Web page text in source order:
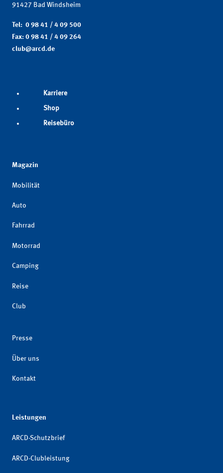
91427 Bad Windsheim
Tel: 0 98 41 / 4 09 500
Fax: 0 98 41 / 4 09 264
club@arcd.de
Karriere
Shop
Reisebüro
Magazin
Mobilität
Auto
Fahrrad
Motorrad
Camping
Reise
Club
Presse
Über uns
Kontakt
Leistungen
ARCD-Schutzbrief
ARCD-Clubleistung